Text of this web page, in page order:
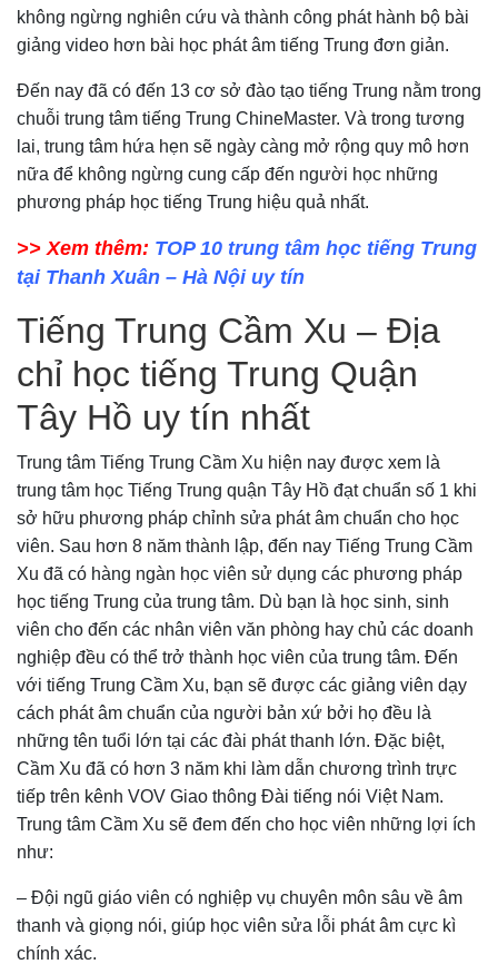
không ngừng nghiên cứu và thành công phát hành bộ bài
giảng video hơn bài học phát âm tiếng Trung đơn giản.
Đến nay đã có đến 13 cơ sở đào tạo tiếng Trung nằm trong
chuỗi trung tâm tiếng Trung ChineMaster. Và trong tương
lai, trung tâm hứa hẹn sẽ ngày càng mở rộng quy mô hơn
nữa để không ngừng cung cấp đến người học những
phương pháp học tiếng Trung hiệu quả nhất.
>> Xem thêm: TOP 10 trung tâm học tiếng Trung
tại Thanh Xuân – Hà Nội uy tín
Tiếng Trung Cầm Xu – Địa
chỉ học tiếng Trung Quận
Tây Hồ uy tín nhất
Trung tâm Tiếng Trung Cầm Xu hiện nay được xem là
trung tâm học Tiếng Trung quận Tây Hồ đạt chuẩn số 1 khi
sở hữu phương pháp chỉnh sửa phát âm chuẩn cho học
viên. Sau hơn 8 năm thành lập, đến nay Tiếng Trung Cầm
Xu đã có hàng ngàn học viên sử dụng các phương pháp
học tiếng Trung của trung tâm. Dù bạn là học sinh, sinh
viên cho đến các nhân viên văn phòng hay chủ các doanh
nghiệp đều có thể trở thành học viên của trung tâm. Đến
với tiếng Trung Cầm Xu, bạn sẽ được các giảng viên dạy
cách phát âm chuẩn của người bản xứ bởi họ đều là
những tên tuổi lớn tại các đài phát thanh lớn. Đặc biệt,
Cầm Xu đã có hơn 3 năm khi làm dẫn chương trình trực
tiếp trên kênh VOV Giao thông Đài tiếng nói Việt Nam.
Trung tâm Cầm Xu sẽ đem đến cho học viên những lợi ích
như:
– Đội ngũ giáo viên có nghiệp vụ chuyên môn sâu về âm
thanh và giọng nói, giúp học viên sửa lỗi phát âm cực kì
chính xác.